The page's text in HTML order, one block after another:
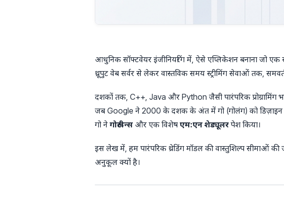
आधुनिक सॉफ्टवेयर इंजीनियरिंग में, ऐसे एप्लिकेशन बनाना जो
थ्रूपुट वेब सर्वर से लेकर वास्तविक समय स्ट्रीमिंग सेवाओं तक,
दशकों तक, C++, Java और Python जैसी पारंपरिक प्रोग्रामिंग
जब Google ने 2000 के दशक के अंत में गो (गोलंग) को डिज़ाइन
गो ने गोरूटीन्स और एक विशेष एम:एन शेड्यूलर पेश किया।
इस लेख में, हम पारंपरिक थ्रेडिंग मॉडल की वास्तुशिल्प सीमाओं
अनुकूल क्यों है।